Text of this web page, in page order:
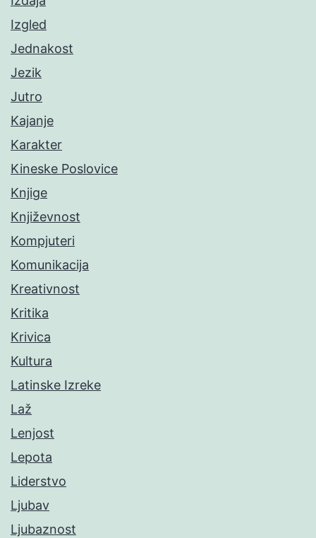
Izgled
Jednakost
Jezik
Jutro
Kajanje
Karakter
Kineske Poslovice
Knjige
Književnost
Kompjuteri
Komunikacija
Kreativnost
Kritika
Krivica
Kultura
Latinske Izreke
Laž
Lenjost
Lepota
Liderstvo
Ljubav
Ljubaznost